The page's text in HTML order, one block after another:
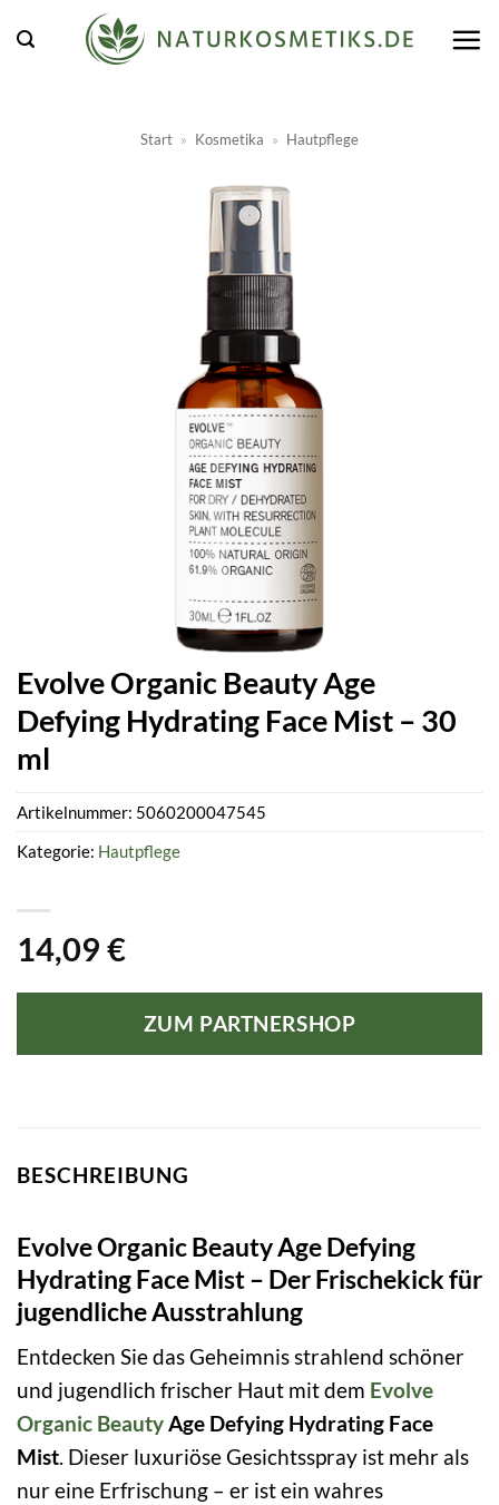
Inhalt
Start » Kosmetika » Hautpflege
Evolve Organic Beauty Age
Defying Hydrating Face Mist – 30
ml
14,09 €
ZUM PARTNERSHOP
Artikelnummer: 5060200047545
Kategorie: Hautpflege
BESCHREIBUNG
Evolve Organic Beauty Age Defying
Hydrating Face Mist – Der Frischekick für
jugendliche Ausstrahlung
Entdecken Sie das Geheimnis strahlend schöner
und jugendlich frischer Haut mit dem Evolve
Organic BeautyAge Defying Hydrating Face
Mist. Dieser luxuriöse Gesichtsspray ist mehr als
nur eine Erfrischung – er ist ein wahres